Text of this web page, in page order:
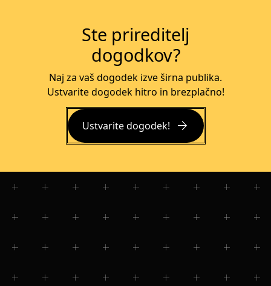
Ste prireditelj
dogodkov?
Naj za vaš dogodek izve širna publika.
Ustvarite dogodek hitro in brezplačno!
Ustvarite dogodek! arrow_forward